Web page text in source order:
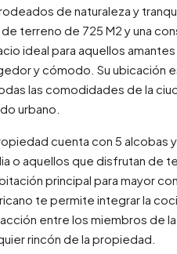
de naturaleza y
de terreno de 725 M2 y una
ideal para aquellos
y cómodo. Su ubicación
las comodidades de la
urbano.
cuenta con 5 alcobas
o aquellos que disfrutan de
principal para mayor
te permite integrar la
entre los miembros de
rincón de la propiedad.